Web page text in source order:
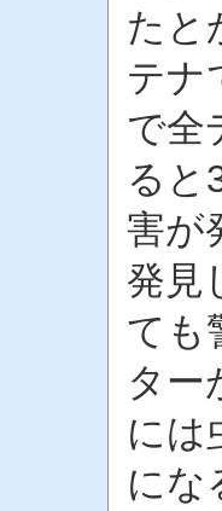
たと
テナ
で全
ると
害が
発見
ても
ター
には
にな